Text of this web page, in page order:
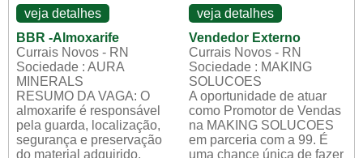
veja detalhes
veja detalhes
BBR -Almoxarife
Currais Novos - RN
Sociedade : AURA
MINERALS
RESUMO DA VAGA: O
almoxarife é responsável
pela guarda, localização,
segurança e preservação
do material adquirido,
Vendedor Externo
Currais Novos - RN
Sociedade : MAKING
SOLUCOES
A oportunidade de atuar
como Promotor de Vendas
na MAKING SOLUCOES
em parceria com a 99. É
uma chance única de fazer